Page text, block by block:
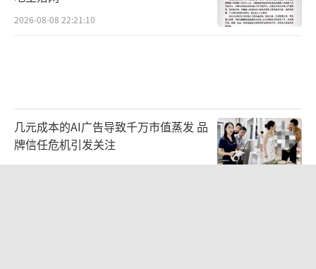
2026-08-08 22:21:10
几元成本的AI广告导致千万市值蒸发 品
牌信任危机引发关注
2026-08-08 19:36:27